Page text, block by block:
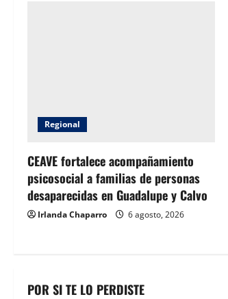
t
i
o
Regional
CEAVE fortalece acompañamiento
psicosocial a familias de personas
desaparecidas en Guadalupe y Calvo
Irlanda Chaparro 6 agosto, 2026
POR SI TE LO PERDISTE